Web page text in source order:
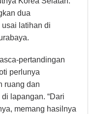
dua
usai latihan di
pertandingan
perlunya
ruang dan
lapangan. “Dari
memang hasilnya